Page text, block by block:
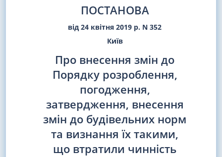
ПОСТАНОВА
від 24 квітня 2019 р. N 352
Київ
Про внесення змін до
Порядку розроблення,
погодження,
затвердження, внесення
змін до будівельних норм
та визнання їх такими,
що втратили чинність